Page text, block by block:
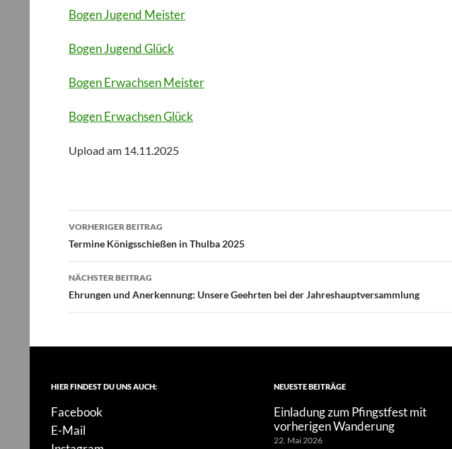
Bogen Jugend Meister
Bogen Jugend Glück
Bogen Erwachsen Meister
Bogen Erwachsen Glück
Upload am 14.11.2025
Beitragsnavigation
VORHERIGER BEITRAG
Termine Königsschießen in Thulba 2025
NÄCHSTER BEITRAG
Ehrungen und Anerkennung: Unsere Geehrten bei der Jahreshauptversammlung
HIER FINDEST DU UNS AUCH:
Facebook
E-Mail
NEUESTE BEITRÄGE
Einladung zum Pfingstfest mit
vorherigen Wanderung
22. Mai 2026